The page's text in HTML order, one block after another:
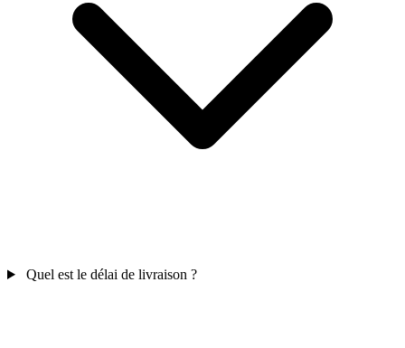
Quel est le délai de livraison ?